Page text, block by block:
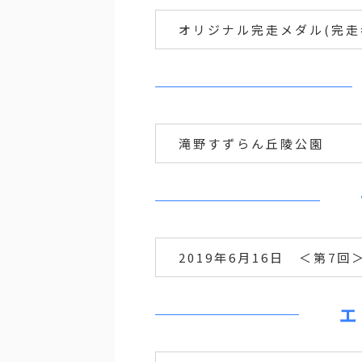
オリジナル完走メダル(完
滝野すずらん丘陵公園
2019年6月16日 ＜第7回